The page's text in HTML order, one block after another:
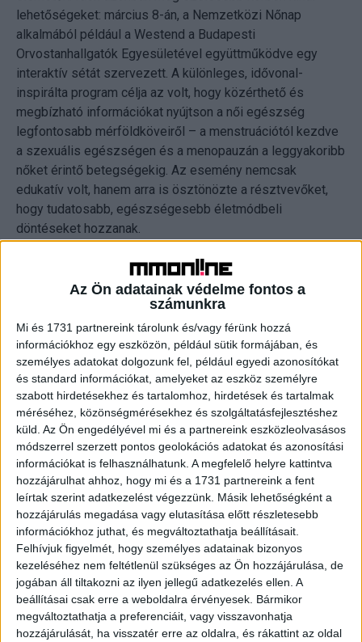
Az Ön adatainak védelme fontos a
számunkra
Mi és 1731 partnereink tárolunk és/vagy férünk hozzá
információkhoz egy eszközön, például sütik formájában, és
személyes adatokat dolgozunk fel, például egyedi azonosítókat
és standard információkat, amelyeket az eszköz személyre
szabott hirdetésekhez és tartalomhoz, hirdetések és tartalmak
méréséhez, közönségmérésekhez és szolgáltatásfejlesztéshez
küld. Az Ön engedélyével mi és a partnereink eszközleolvasásos
módszerrel szerzett pontos geolokációs adatokat és azonosítási
információkat is felhasználhatunk. A megfelelő helyre kattintva
hozzájárulhat ahhoz, hogy mi és a 1731 partnereink a fent
leírtak szerint adatkezelést végezzünk. Másik lehetőségként a
hozzájárulás megadása vagy elutasítása előtt részletesebb
információkhoz juthat, és megváltoztathatja beállításait.
Felhívjuk figyelmét, hogy személyes adatainak bizonyos
kezeléséhez nem feltétlenül szükséges az Ön hozzájárulása, de
jogában áll tiltakozni az ilyen jellegű adatkezelés ellen. A
beállításai csak erre a weboldalra érvényesek. Bármikor
megváltoztathatja a preferenciáit, vagy visszavonhatja
hozzájárulását, ha visszatér erre az oldalra, és rákattint az oldal
lehetőségeket: március 8-án, a Nemzetközi Nőnap
alkalmából például a Westend a Budapesti
Orvostanhallgatók Egyesületével együttműködve egy
interaktív sétát szervezett. A különleges, idővonal-
inspirálta program célja az volt, hogy közérthető és
megbízható információkat nyújtson a női egészség
legfontosabb mérföldköveiről – a menstruációtól kezdve
a szexuális egészségen és a menopauzán a leggyakoribb
nőket érintő betegségekig. Az esemény nemcsak
edukatív volt, hanem arra is ösztönözte a résztvevőket,
hogy tudatosabb, egészségesebb életmódbeli
döntéseket hozzanak.
Ez az esemény azonban csak a kezdet volt, a Westend
szeretné folytatni az együttműködést a Budapesti
Orvostanhallgatók Egyesületével, és még több olyan
programot kínálni, amelyek támogatják a látogatók és
munkavállalók egészségét – nemcsak fizikailag, hanem
mentálisan is.
A bevásárlóközpont vezetősége számára is kiemelten
fontos a stresszkezelés és a mentális jóllét. Ioana Ion
ügyvezető igazgató személyes példájával is támogatja
ezt a megközelítést. Szabadidejében relaxációs
tevékenységeket végez, felismerve azok helyreállító és
meditatív előnyeit a mai gyors tempójú világban. Emellett
rendszeres edzéseket is beépít napi rutinjába a stressz
csökkentése és a fizikai vitalitás fenntartása érdekében.
Illetve kiemelt figyelmet fordít a kiegyensúlyozott,
tápanyagokban gazdag étrendre, és szilárdan hisz a
természet gyógyító erejében az általános jóllét
szempontjából.